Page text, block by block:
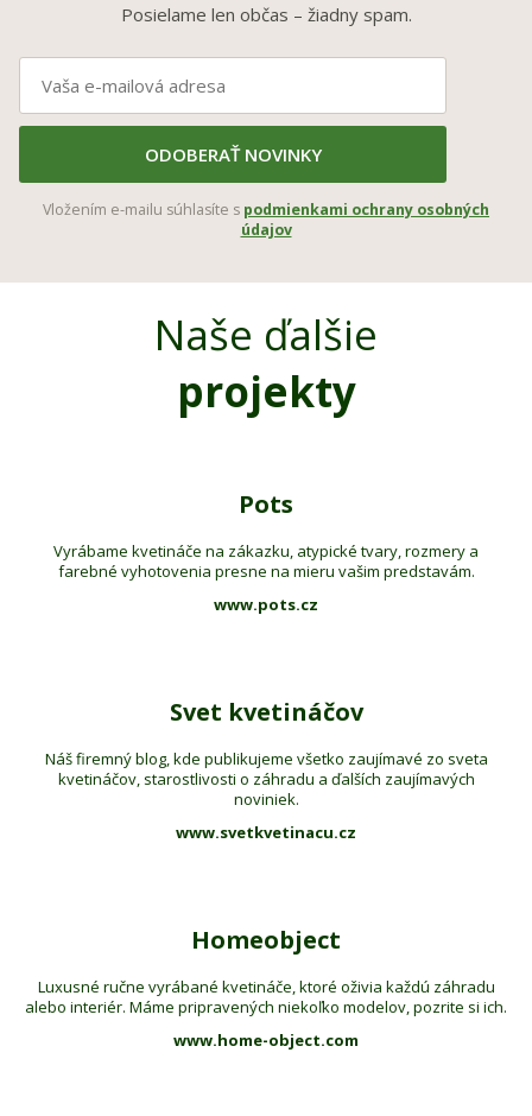
Posielame len občas – žiadny spam.
ODOBERAŤ NOVINKY
Vložením e-mailu súhlasíte s podmienkami ochrany osobných
údajov
Naše ďalšie
projekty
Pots
Vyrábame kvetináče na zákazku, atypické tvary, rozmery a
farebné vyhotovenia presne na mieru vašim predstavám.
www.pots.cz
Svet kvetináčov
Náš firemný blog, kde publikujeme všetko zaujímavé zo sveta
kvetináčov, starostlivosti o záhradu a ďalších zaujímavých
noviniek.
www.svetkvetinacu.cz
Homeobject
Luxusné ručne vyrábané kvetináče, ktoré oživia každú záhradu
alebo interiér. Máme pripravených niekoľko modelov, pozrite si ich.
www.home-object.com